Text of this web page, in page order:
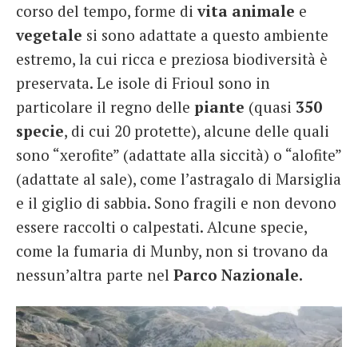
corso del tempo, forme divita animale e
vegetale si sono adattate a questo ambiente
estremo, la cui ricca e preziosa biodiversità è
preservata. Le isole di Frioul sono in
particolare il regno delle piante (quasi 350
specie, di cui 20 protette), alcune delle quali
sono “xerofite” (adattate alla siccità) o “alofite”
(adattate al sale), come l’astragalo di Marsiglia
e il giglio di sabbia. Sono fragili e non devono
essere raccolti o calpestati. Alcune specie,
come la fumaria di Munby, non si trovano da
nessun’altra parte nel Parco Nazionale.